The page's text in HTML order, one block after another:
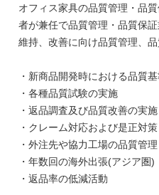
オフィス家具の品質管理・品
者が兼任で品質管理・品質保
維持、改善に向け品質管理、
・新商品開発時における品質
・各種品質試験の実施
・返品調査及び品質改善の実施
・クレーム対応および是正対策
・外注先や協力工場の品質管
・年数回の海外出張(アジア圏)
・返品率の低減活動